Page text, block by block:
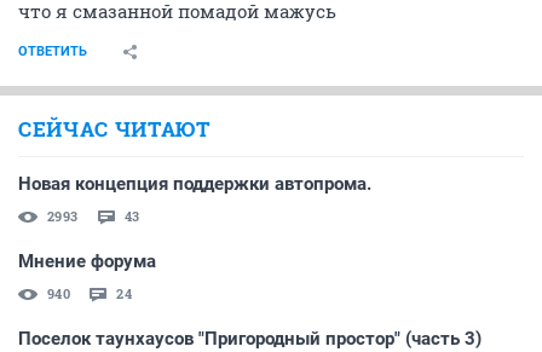
что я смазанной помадой мажусь
ОТВЕТИТЬ
СЕЙЧАС ЧИТАЮТ
Новая концепция поддержки автопрома.
2993 43
Мнение форума
940 24
Поселок таунхаусов "Пригородный простор" (часть 3)